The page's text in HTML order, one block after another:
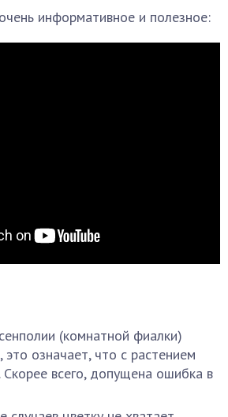
информативное и полезное:
(комнатной фиалки)
это означает, что с растением
Скорее всего, допущена ошибка в